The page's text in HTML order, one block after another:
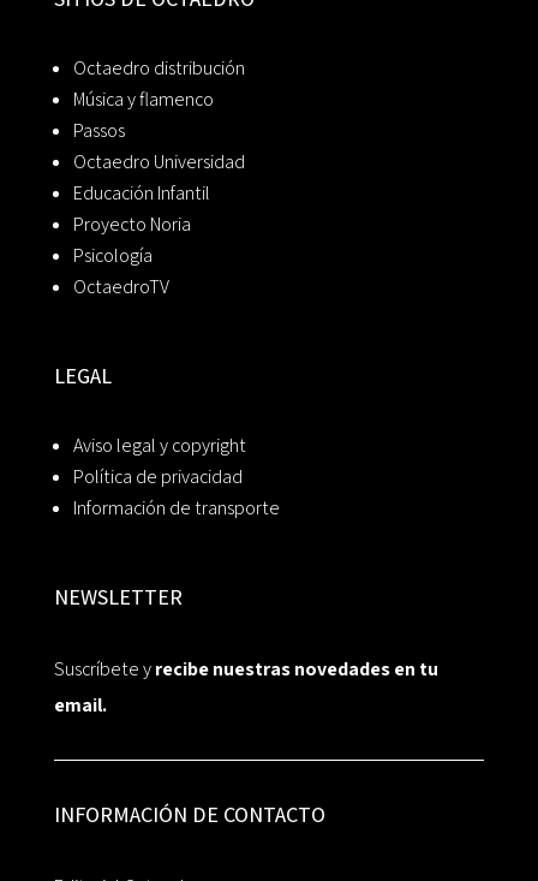
Octaedro distribución
Música y flamenco
Passos
Octaedro Universidad
Educación Infantil
Proyecto Noria
Psicología
OctaedroTV
LEGAL
Aviso legal y copyright
Política de privacidad
Información de transporte
NEWSLETTER
Suscríbete yrecibe nuestras novedades en tu
email.
INFORMACIÓN DE CONTACTO